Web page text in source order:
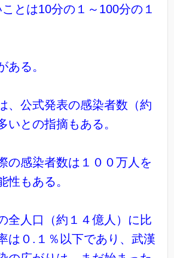
とは10分の１～100分の１
ある。
、公式発表の感染者数（約
いとの指摘もある。
の感染者数は１００万人を
性もある。
全人口（約１４億人）に比
は０.１％以下であり、武漢